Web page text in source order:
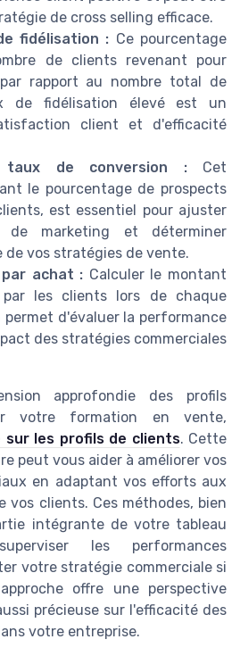
de cross selling efficace.
fidélisation : Ce pourcentage
de clients revenant pour
rapport au nombre total de
de fidélisation élevé est un
client et d'efficacité
taux de conversion :Cet
le pourcentage de prospects
est essentiel pour ajuster
de marketing et déterminer
de vos stratégies de vente.
achat : Calculer le montant
par les clients lors de chaque
d'évaluer la performance
des stratégies commerciales
approfondie des profils
votre formation en vente,
les profils de clients. Cette
peut vous aider à améliorer vos
en adaptant vos efforts aux
vos clients. Ces méthodes, bien
intégrante de votre tableau
les performances
votre stratégie commerciale si
offre une perspective
précieuse sur l'efficacité des
votre entreprise.